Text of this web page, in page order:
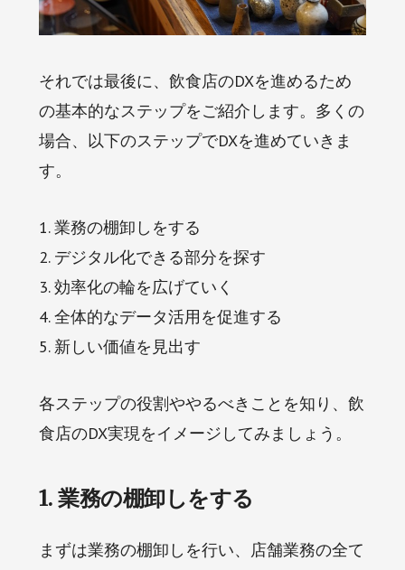
それでは最後に、飲食店のDXを進めるため
の基本的なステップをご紹介します。多くの
場合、以下のステップでDXを進めていきま
す。
1. 業務の棚卸しをする
2. デジタル化できる部分を探す
3. 効率化の輪を広げていく
4. 全体的なデータ活用を促進する
5. 新しい価値を見出す
各ステップの役割ややるべきことを知り、飲
食店のDX実現をイメージしてみましょう。
1. 業務の棚卸しをする
まずは業務の棚卸しを行い、店舗業務の全て